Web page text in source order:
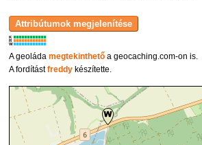
K
R
W
A geoládamegtekinthető a geocaching.com-on is.
A fordítástfreddy készítette.